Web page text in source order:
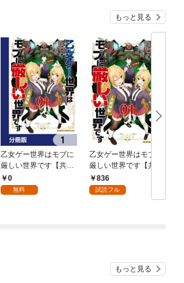
もっと見る
乙女ゲー世界はモブに
厳しい世界です【共和
国編】【分冊版】 1
0
無料
乙女ゲー世界はモブに
厳しい世界です【共和
国編】 ０１
836
試読フル
もっと見る